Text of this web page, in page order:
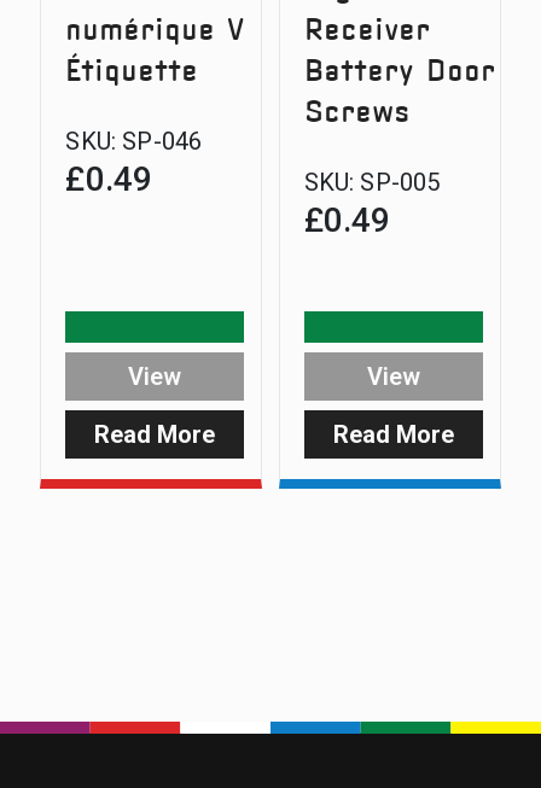
numérique V
Étiquette
SKU: SP-046
£0.49
Read More:
Digital
View
Receiver
Battery Door
Screws
SKU: SP-005
£0.49
Read More:
Digital
View